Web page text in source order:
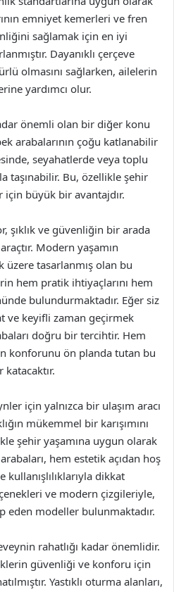
emniyet kemerleri ve fren
sağlamak için en iyi
Dayanıklı çerçeve
olmasını sağlarken, ailelerin
yardımcı olur.
önemli olan bir diğer konu
arabalarının çoğu katlanabilir
seyahatlerde veya toplu
taşınabilir. Bu, özellikle şehir
için büyük bir avantajdır.
şıklık ve güvenliğin bir arada
Modern yaşamın
tasarlanmış olan bu
hem pratik ihtiyaçlarını hem
bulundurmaktadır. Eğer siz
ve keyifli zaman geçirmek
doğru bir tercihtir. Hem
konforunu ön planda tutan bu
katacaktır.
için yalnızca bir ulaşım aracı
mükemmel bir karışımını
şehir yaşamına uygun olarak
hem estetik açıdan hoş
dikkat
ve modern çizgileriyle,
eden modeller bulunmaktadır.
rahatlığı kadar önemlidir.
güvenliği ve konforu için
Yastıklı oturma alanları,